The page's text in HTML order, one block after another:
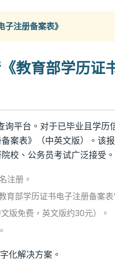
注册备案表》
教育部学历证
平台。对于已毕业且学历
案表》（中英文版）。该
校、公务员考试广泛接受。
注册。
育部学历证书电子注册备案表
版免费，英文版约30元）。
化解决方案。